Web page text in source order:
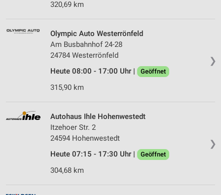
320,69 km
❯
Olympic Auto Westerrönfeld
Am Busbahnhof 24-28
24784 Westerrönfeld
Heute 08:00 - 17:00 Uhr |
Geöffnet
315,90 km
❯
Autohaus Ihle Hohenwestedt
Itzehoer Str. 2
24594 Hohenwestedt
Heute 07:15 - 17:30 Uhr |
Geöffnet
304,68 km